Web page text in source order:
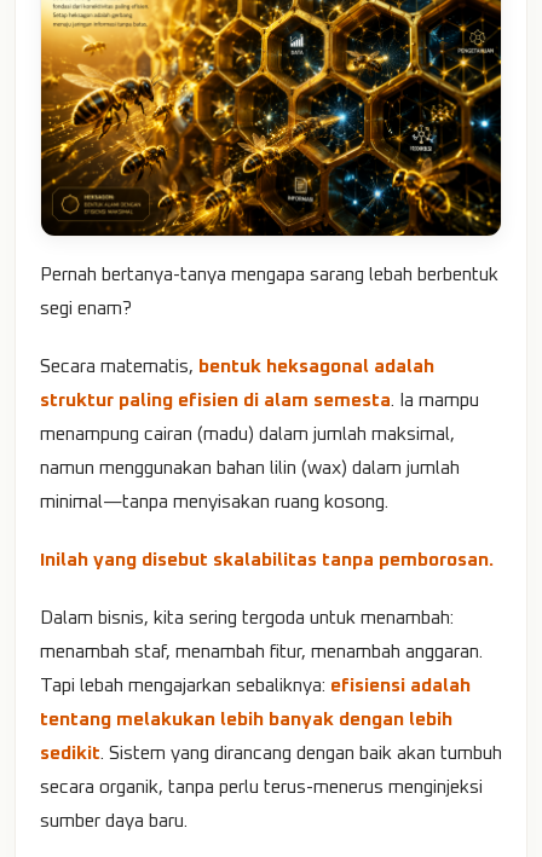
Pernah bertanya-tanya mengapa sarang lebah berbentuk
segi enam?
Secara matematis, bentuk heksagonal adalah
struktur paling efisien di alam semesta. Ia mampu
menampung cairan (madu) dalam jumlah maksimal,
namun menggunakan bahan lilin (wax) dalam jumlah
minimal—tanpa menyisakan ruang kosong.
Inilah yang disebut skalabilitas tanpa pemborosan.
Dalam bisnis, kita sering tergoda untuk menambah:
menambah staf, menambah fitur, menambah anggaran.
Tapi lebah mengajarkan sebaliknya: efisiensi adalah
tentang melakukan lebih banyak dengan lebih
sedikit. Sistem yang dirancang dengan baik akan tumbuh
secara organik, tanpa perlu terus-menerus menginjeksi
sumber daya baru.